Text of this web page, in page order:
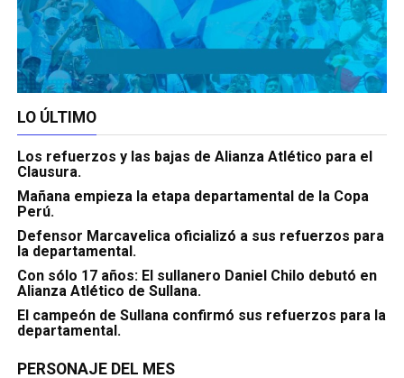
LO ÚLTIMO
Los refuerzos y las bajas de Alianza Atlético para el
Clausura.
Mañana empieza la etapa departamental de la Copa
Perú.
Defensor Marcavelica oficializó a sus refuerzos para
la departamental.
Con sólo 17 años: El sullanero Daniel Chilo debutó en
Alianza Atlético de Sullana.
El campeón de Sullana confirmó sus refuerzos para la
departamental.
PERSONAJE DEL MES